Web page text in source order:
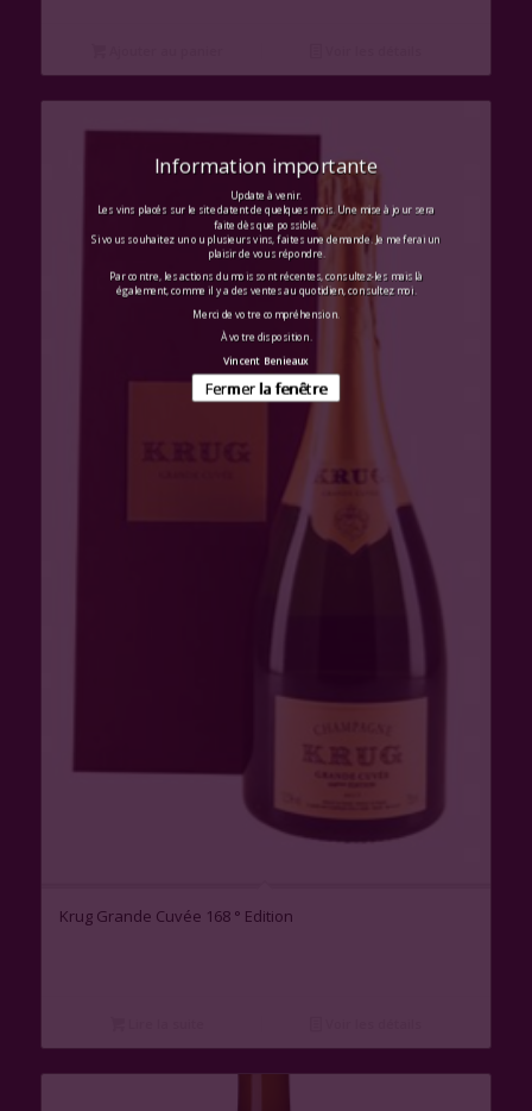
Krug Grande Cuvée 168 ° Edition
Information importante
Update à venir.
Les vins placés sur le site datent de quelques mois. Une mise à jour sera
faite dès que possible.
Si vous souhaitez un ou plusieurs vins, faites une demande. Je me ferai un
plaisir de vous répondre.
Par contre, les actions du mois sont récentes, consultez-les mais là
également, comme il y a des ventes au quotidien, consultez moi.
Merci de votre compréhension.
À votre disposition.
Vincent Benieaux
Fermer la fenêtre